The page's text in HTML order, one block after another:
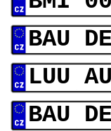
BAU
LUU
BAU